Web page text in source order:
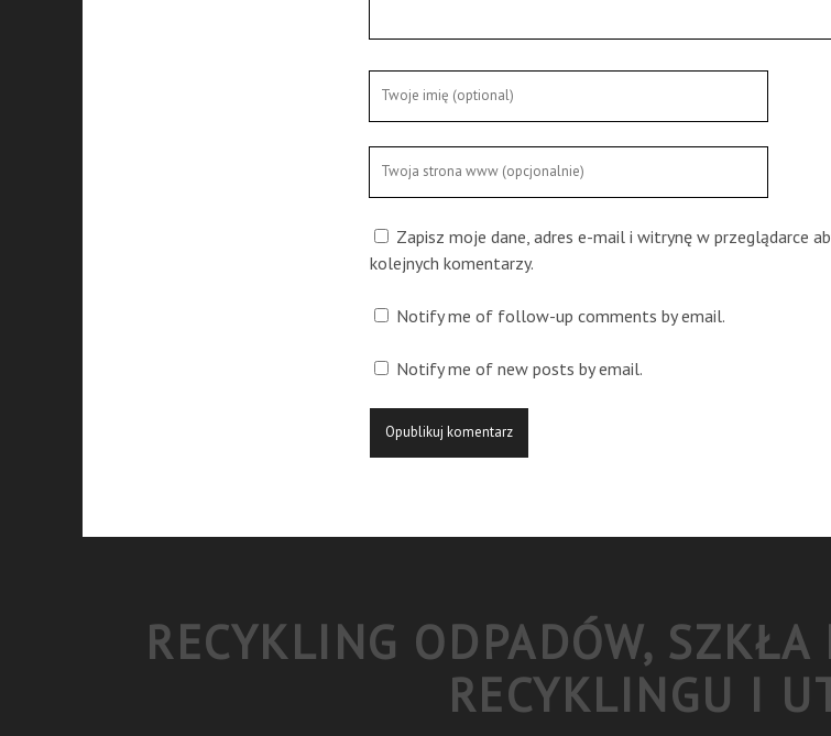
strona
Zapisz moje dane, adres e-mail i witrynę w przeglądarce
kolejnych komentarzy.
Notify me of follow-up comments by email.
Notify me of new posts by email.
RECYKLING ODPADÓW,
RECYKLINGU I